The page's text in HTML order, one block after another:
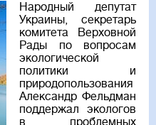
Народный депутат
Украины, секретарь
комитета Верховной
Рады по вопросам
экологической
политики и
природопользования
Александр Фельдман
поддержал экологов
в проблемных